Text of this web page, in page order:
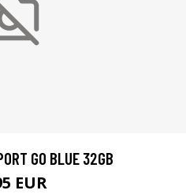
GO BLUE 32GB
EUR